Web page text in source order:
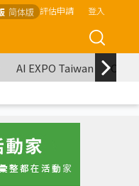
简体版 評估申請 登入
AI EXPO Taiwan